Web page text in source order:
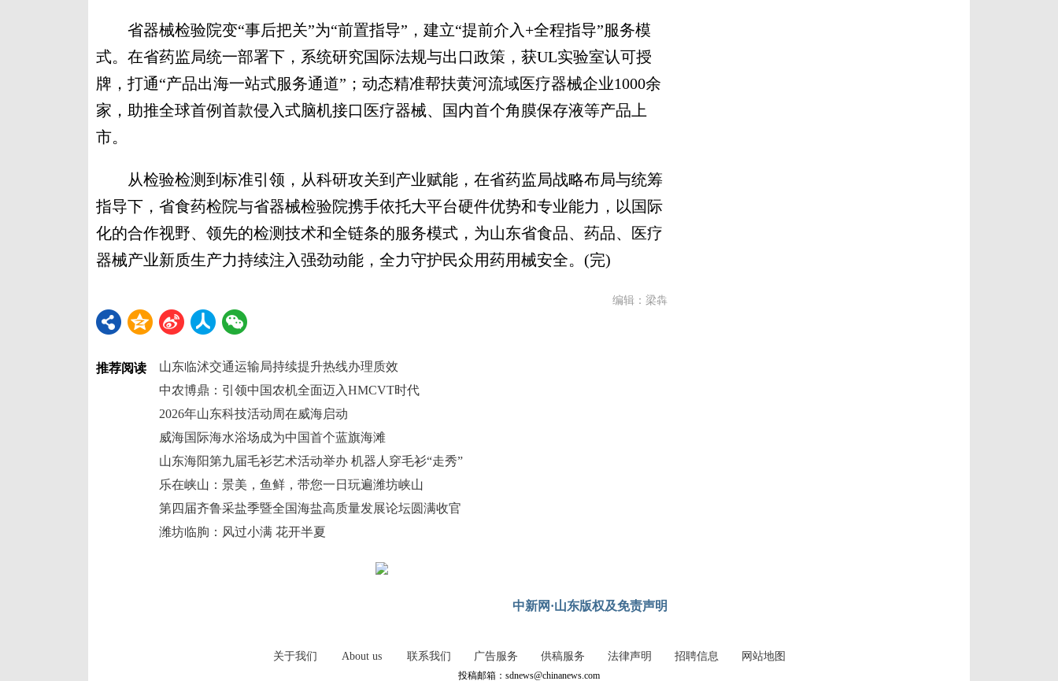
省器械检验院变“事后把关”为“前置指导”，建立“提前介入+全程指导”服务模
式。在省药监局统一部署下，系统研究国际法规与出口政策，获UL实验室认可授
牌，打通“产品出海一站式服务通道”；动态精准帮扶黄河流域医疗器械企业1000余
家，助推全球首例首款侵入式脑机接口医疗器械、国内首个角膜保存液等产品上
市。
从检验检测到标准引领，从科研攻关到产业赋能，在省药监局战略布局与统筹
指导下，省食药检院与省器械检验院携手依托大平台硬件优势和专业能力，以国际
化的合作视野、领先的检测技术和全链条的服务模式，为山东省食品、药品、医疗
器械产业新质生产力持续注入强劲动能，全力守护民众用药用械安全。(完)
编辑：梁犇
推荐阅读
山东临沭交通运输局持续提升热线办理质效
中农博鼎：引领中国农机全面迈入HMCVT时代
2026年山东科技活动周在威海启动
威海国际海水浴场成为中国首个蓝旗海滩
山东海阳第九届毛衫艺术活动举办 机器人穿毛衫“走秀”
乐在峡山：景美，鱼鲜，带您一日玩遍潍坊峡山
第四届齐鲁采盐季暨全国海盐高质量发展论坛圆满收官
潍坊临朐：风过小满 花开半夏
中新网·山东版权及免责声明
关于我们 About us 联系我们 广告服务 供稿服务 法律声明 招聘信息 网站地图
投稿邮箱：sdnews@chinanews.com